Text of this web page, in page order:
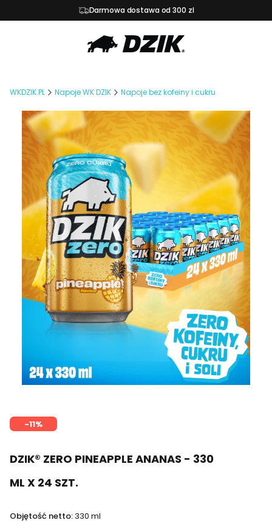
Darmowa dostawa od 300 zl
WKDZIK.PL Napoje WK DZIK Napoje bez kofeiny i cukru
-11%
DZIK® ZERO PINEAPPLE ANANAS - 330
ML X 24 SZT.
Objętość netto:330 ml